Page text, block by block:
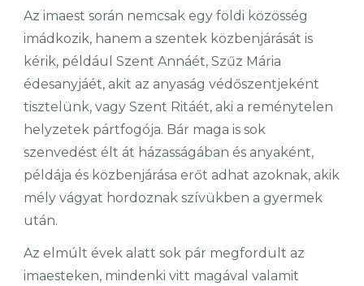
Az imaest során nemcsak egy földi közösség
imádkozik, hanem a szentek közbenjárását is
kérik, például Szent Annáét, Szűz Mária
édesanyjáét, akit az anyaság védőszentjeként
tisztelünk, vagy Szent Ritáét, aki a reménytelen
helyzetek pártfogója. Bár maga is sok
szenvedést élt át házasságában és anyaként,
példája és közbenjárása erőt adhat azoknak, akik
mély vágyat hordoznak szívükben a gyermek
után.
Az elmúlt évek alatt sok pár megfordult az
imaesteken, mindenki vitt magával valamit